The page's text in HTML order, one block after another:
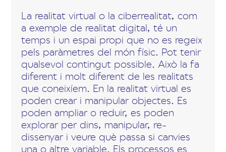
La realitat virtual o la ciberrealitat, com
a exemple de realitat digital, té un
temps i un espai propi que no es regeix
pels paràmetres del món físic. Pot tenir
qualsevol contingut possible. Això la fa
diferent i molt diferent de les realitats
que coneixíem. En la realitat virtual es
poden crear i manipular objectes. Es
poden ampliar o reduir, es poden
explorar per dins, manipular, re-
dissenyar i veure què passa si canvies
una o altre variable. Els processos es